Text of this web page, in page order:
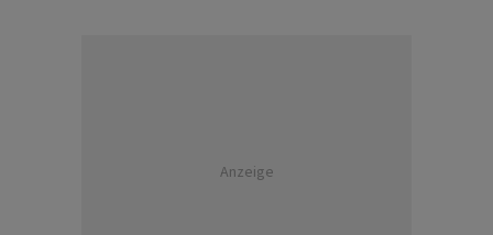
Anzeige